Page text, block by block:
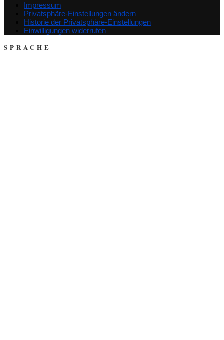
Impressum
Privatsphäre-Einstellungen ändern
Historie der Privatsphäre-Einstellungen
Einwilligungen widerrufen
SPRACHE